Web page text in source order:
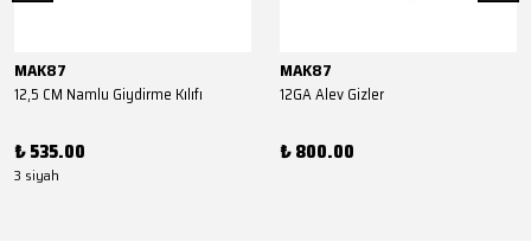
MAK87
12,5 CM Namlu Giydirme Kılıfı
₺ 535.00
3 siyah
MAK87
12GA Alev Gizler
₺ 800.00